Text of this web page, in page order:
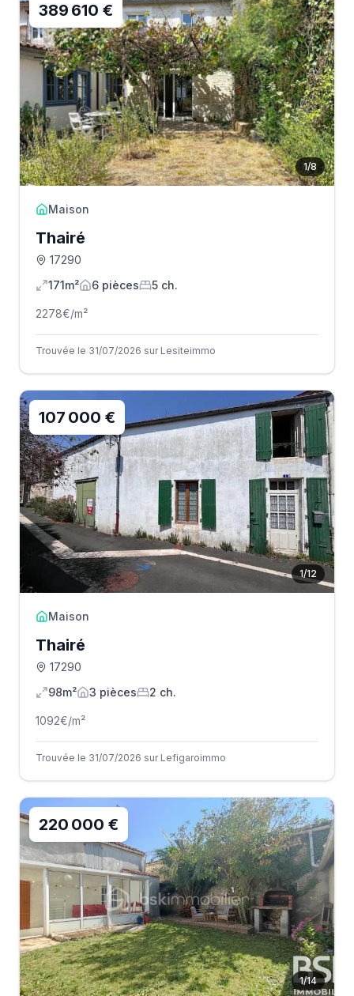
1/8
389 610 €
Maison
Thairé
17290
171m²
6 pièces 5 ch.
2278€/m²
Trouvée le 31/07/2026 sur Lesiteimmo
1/12
107 000 €
Maison
Thairé
17290
98m²
3 pièces 2 ch.
1092€/m²
Trouvée le 31/07/2026 sur Lefigaroimmo
1/14
220 000 €